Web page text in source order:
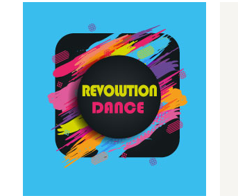
Revolution Dance
Rassegna di danza
contemporanea – I Edizione
Continua